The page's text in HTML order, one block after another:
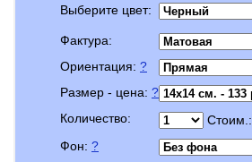
Выберите цвет:
Фактура:
Ориентация: ?
Размер - цена: ?
Количество:
Стоим.:
Фон: ?